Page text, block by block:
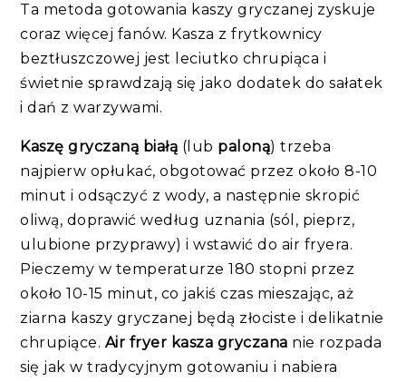
Ta metoda gotowania kaszy gryczanej zyskuje
coraz więcej fanów. Kasza z frytkownicy
beztłuszczowej jest leciutko chrupiąca i
świetnie sprawdzają się jako dodatek do sałatek
i dań z warzywami.
Kaszę gryczaną białą (lub paloną) trzeba
najpierw opłukać, obgotować przez około 8-10
minut i odsączyć z wody, a następnie skropić
oliwą, doprawić według uznania (sól, pieprz,
ulubione przyprawy) i wstawić do air fryera.
Pieczemy w temperaturze 180 stopni przez
około 10-15 minut, co jakiś czas mieszając, aż
ziarna kaszy gryczanej będą złociste i delikatnie
chrupiące. Air fryer kasza gryczana nie rozpada
się jak w tradycyjnym gotowaniu i nabiera